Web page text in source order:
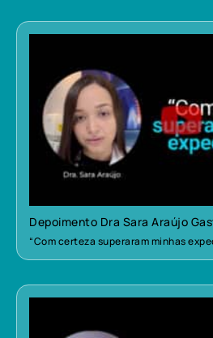
Depoimento Dra Sara Araújo
“Com certeza superaram minhas